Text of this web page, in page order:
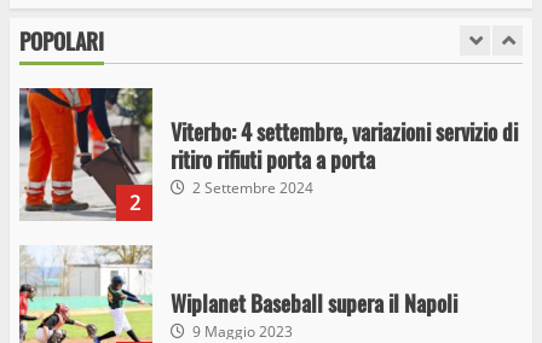
POPOLARI
stupefacenti
2
Viterbo: 4 settembre, variazioni servizio di
ritiro rifiuti porta a porta
2 Settembre 2024
Wiplanet Baseball supera il Napoli
9 Maggio 2023